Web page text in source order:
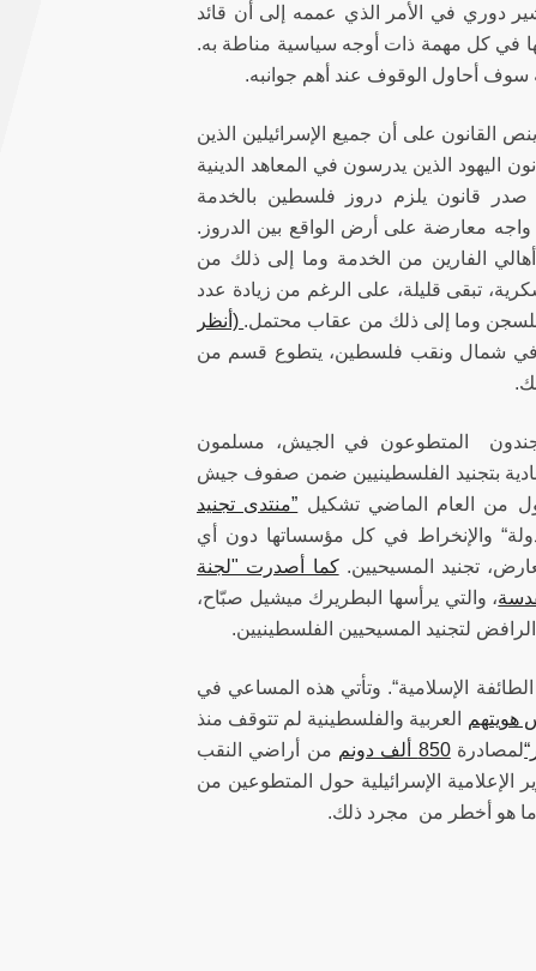
دوري في الأمر الذي عممه إلى أن قائد
في كل مهمة ذات أوجه سياسية مناطة به.
أحاول الوقوف عند أهم جوانبه.
قانون التجنيد الإلزامي عام 1949 وكان آخر تعديل له عام 1986. وينص القانون على أن جميع الإسرائيلين الذين
القانون اليهود الذين يدرسون في المعاهد الدينية
والسيدات المتدينات، إضافة إلى الفلسطينيين. وفي عام 1956، صدر قانون يلزم دروز فلسطين بالخدمة
معارضة على أرض الواقع بين الدروز.
الفارين من الخدمة وما إلى ذلك من
تبقى قليلة، على الرغم من زيادة عدد
للسجن وما إلى ذلك من عقاب محتمل. (أنظر
في شمال ونقب فلسطين، يتطوع قسم من
المتطوعون في الجيش، مسلمون
منادية بتجنيد الفلسطينيين ضمن صفوف جيش
من العام الماضي تشكيل ”منتدى تجنيد
والإنخراط في كل مؤسساتها دون أي
تجنيد المسيحيين.كما أصدرت "لجنة
، والتي يرأسها البطريرك ميشيل صبّاح،
لتجنيد المسيحيين الفلسطينيين.
الإسلامية“. وتأتي هذه المساعي في
هويتهم العربية والفلسطينية لم تتوقف منذ
لمصادرة850 ألف دونم
من أراضي النقب
الإسرائيلية حول المتطوعين من
ما هو أخطر من مجرد ذلك.